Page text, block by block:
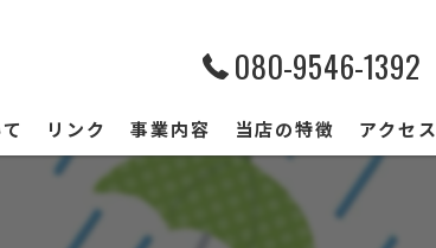
080-9546-1392
リンク 事業内容 当店の特徴
初心者
アクセス